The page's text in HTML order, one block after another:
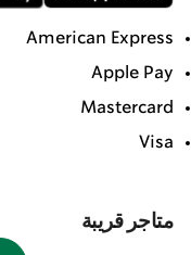
American Express
Apple Pay
Mastercard
Visa
متاجر قريبة